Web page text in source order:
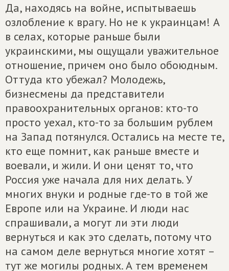
Да, находясь на войне, испытываешь
озлобление к врагу. Но не к украинцам! А
в селах, которые раньше были
украинскими, мы ощущали уважительное
отношение, причем оно было обоюдным.
Оттуда кто убежал? Молодежь,
бизнесмены да представители
правоохранительных органов: кто-то
просто уехал, кто-то за большим рублем
на Запад потянулся. Остались на месте те,
кто еще помнит, как раньше вместе и
воевали, и жили. И они ценят то, что
Россия уже начала для них делать. У
многих внуки и родные где-то в той же
Европе или на Украине. И люди нас
спрашивали, а могут ли эти люди
вернуться и как это сделать, потому что
на самом деле вернуться многие хотят –
тут же могилы родных. А тем временем